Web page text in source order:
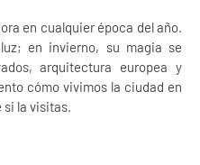
en cualquier época del año.
en invierno, su magia se
arquitectura europea y
cómo vivimos la ciudad en
si la visitas.